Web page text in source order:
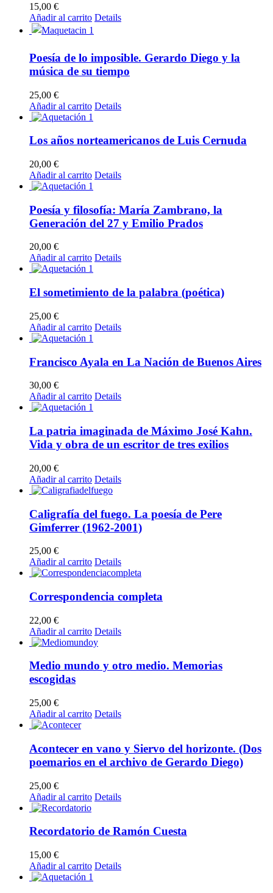
15,00 €
Añadir al carrito Details
Poesía de lo imposible. Gerardo Diego y la
música de su tiempo
25,00 €
Añadir al carrito Details
Los años norteamericanos de Luis Cernuda
20,00 €
Añadir al carrito Details
Poesía y filosofía: María Zambrano, la
Generación del 27 y Emilio Prados
20,00 €
Añadir al carrito Details
El sometimiento de la palabra (poética)
25,00 €
Añadir al carrito Details
Francisco Ayala en La Nación de Buenos Aires
30,00 €
Añadir al carrito Details
La patria imaginada de Máximo José Kahn.
Vida y obra de un escritor de tres exilios
20,00 €
Añadir al carrito Details
Caligrafía del fuego. La poesía de Pere
Gimferrer (1962-2001)
25,00 €
Añadir al carrito Details
Correspondencia completa
22,00 €
Añadir al carrito Details
Medio mundo y otro medio. Memorias
escogidas
25,00 €
Añadir al carrito Details
Acontecer en vano y Siervo del horizonte. (Dos
poemarios en el archivo de Gerardo Diego)
25,00 €
Añadir al carrito Details
Recordatorio de Ramón Cuesta
15,00 €
Añadir al carrito Details